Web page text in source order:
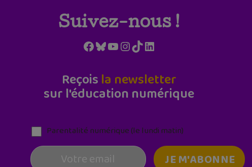
Suivez-nous !
Facebook
Bluesky
YouTube
Instagram
TikTokLinkedIn
Reçois la newsletter
sur l'éducation numérique
Parentalité numérique (le lundi matin)